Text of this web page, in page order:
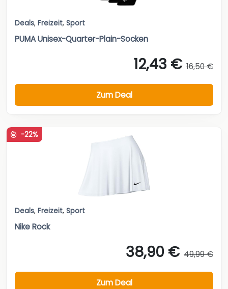
Deals, Freizeit, Sport
PUMA Unisex-Quarter-Plain-Socken
12,43 € 16,50 €
Zum Deal
-22%
Deals, Freizeit, Sport
Nike Rock
38,90 € 49,99 €
Zum Deal